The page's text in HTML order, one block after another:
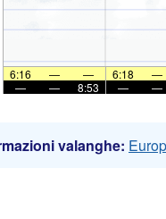
6:16 — — 6:18 —
—
— 8:53 — —
valanghe: